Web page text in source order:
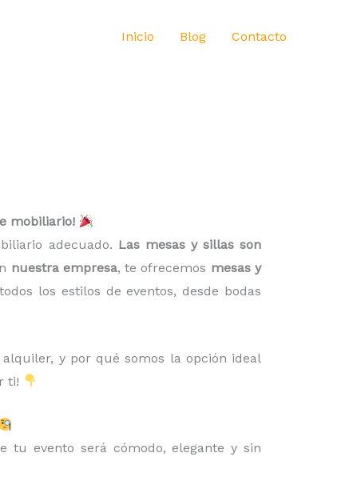
Inicio Blog Contacto
mobiliario!
adecuado. Las mesas y sillas son
nuestra empresa, te ofrecemos mesas y
los estilos de eventos, desde bodas
y por qué somos la opción ideal
ti!
tu evento será cómodo, elegante y sin